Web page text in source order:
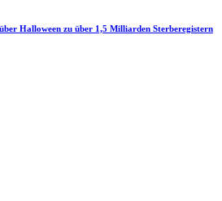
Halloween zu über 1,5 Milliarden Sterberegistern